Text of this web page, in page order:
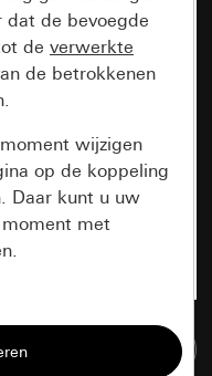
dat de bevoegde
de verwerkte
de betrokkenen
wijzigen
op de koppeling
Daar kunt u uw
met
om de